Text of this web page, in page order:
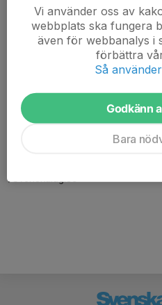
Här hamnar automatiskt de
/Svenskalag.se
Vi använder oss av
webbplats ska fungera
även för webbanalys i
förbättra
Så
Godkänn
Bara